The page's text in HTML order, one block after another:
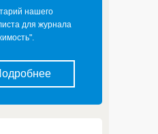
нашего
для журнала